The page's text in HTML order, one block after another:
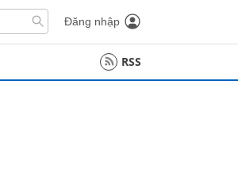
Đăng nhập
RSS